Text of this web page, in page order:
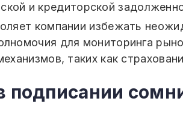
и кредиторской
компании избежать
для мониторинга
таких как
подписании